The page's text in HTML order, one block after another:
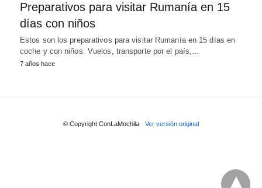
Preparativos para visitar Rumanía en 15
días con niños
Estos son los preparativos para visitar Rumanía en 15 días en
coche y con niños. Vuelos, transporte por el país,…
7 años hace
© Copyright ConLaMochila Ver versión original